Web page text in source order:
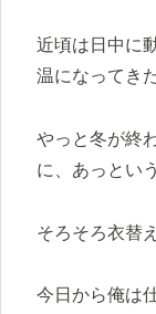
近頃は日中に
温になってき
やっと冬が終
に、あっとい
そろそろ衣替
今日から俺は